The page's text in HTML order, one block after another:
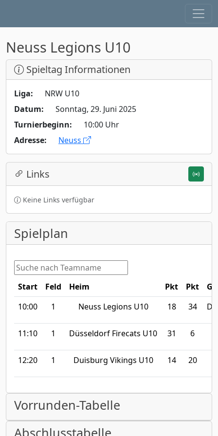
Neuss Legions U10
Spieltag Informationen
Liga:
NRW U10
Datum:
Sonntag, 29. Juni 2025
Turnierbeginn:
10:00 Uhr
Adresse:
Neuss
Links
Keine Links verfügbar
Spielplan
Start Feld Heim Pkt Pkt
10:00
1 Neuss Legions U10 18 34
11:10 1 Düsseldorf Firecats U10 31 6
12:20 1 Duisburg Vikings U10 14 20
Vorrunden-Tabelle
Abschlusstabelle